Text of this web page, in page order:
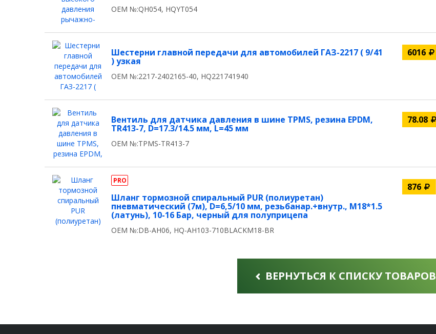
OEM №:QH054, HQYT054
Шестерни главной передачи для автомобилей ГАЗ-2217 ( 9/41
) узкая
OEM №:2217-2402165-40, HQ221741940
6016
Вентиль для датчика давления в шине TPMS, резина EPDM,
TR413-7, D=17.3/14.5 мм, L=45 мм
OEM №:TPMS-TR413-7
78.08
PRO
Шланг тормозной спиральный PUR (полиуретан)
пневматический (7м), D=6,5/10 мм, резьбанар.+внутр., M18*1.5
(латунь), 10-16 Бар, черный для полуприцепа
OEM №:DB-AH06, HQ-AH103-710BLACKM18-BR
876
ВЕРНУТЬСЯ К СПИСКУ ТОВАРОВ